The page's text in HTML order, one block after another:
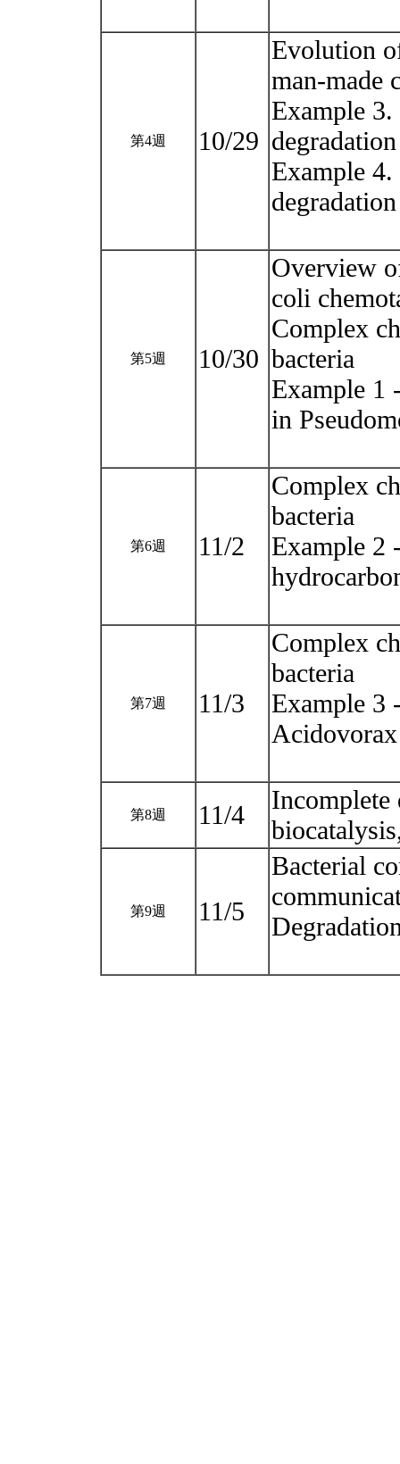
第4週 10/29
Evolution
man-made
Example
degradation
Example
degradation
第5週 10/30
Overview
coli
Complex
bacteria
Example 1
in
第6週 11/2
Complex
bacteria
Example 2
第7週 11/3
Complex
bacteria
Example 3
Acidovorax
第8週 11/4
Incomplete
第9週 11/5
Bacterial